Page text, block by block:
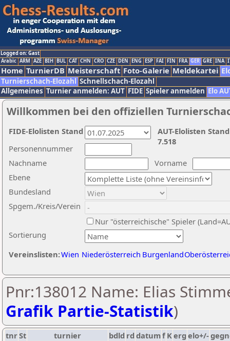
Logged on: Gast
Arabic ARM AZE BIH BUL CAT CHN CRO CZE DEN ENG ESP FAI FIN FRA GER GRE INA
Home TurnierDB Meisterschaft Foto-Galerie Meldekartei
Turnierschach-Elozahl Schnellschach-Elozahl
Allgemeines Turnier anmelden: AUT FIDE Spieler anmelden Elo
Willkommen bei den offiziellen
Nachname
Vorname
Ebene
Sortierung
Personennummer
Bundesland
Spgem./Kreis/Verein
Nur "österreichische" Spieler
Vereinslisten:Wien Niederösterreich Burgenland
AUT-Elolisten
7.518
FIDE-Elolisten Stand
Pnr:138012 Name: Elias
Grafik Partie-Statistik)
tnrSt turnier bdld rd datumf Kerg elo+/-